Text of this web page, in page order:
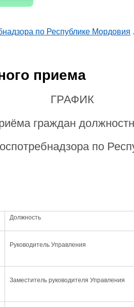
по Республике Мордовия
приема
ГРАФИК
граждан
по
Должность
Руководитель Управления
Заместитель руководителя Управления